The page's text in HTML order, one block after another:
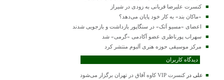
کنسرت علیرضا قربانی به زودی در شیراز
«ماکان بند» به کار خود پایان می‌دهد؟
اعضای «مسیو اَتک» در سنگاپور بازداشت و بازجویی شدند
سهراب پورناظری عضو آکادمی «گرمی» شد
مرکز موسیقی حوزه هنری آلبوم منتشر کرد
دیدگاه کاربران
علی درکنسرت VIP کاوه آفاق در تهران برگزار می‌شود